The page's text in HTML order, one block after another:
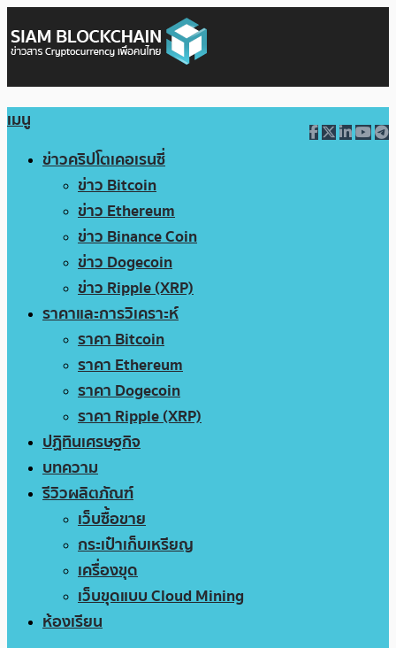
เมนู
ข่าวคริปโตเคอเรนซี่
ข่าว Bitcoin
ข่าว Ethereum
ข่าว Binance Coin
ข่าว Dogecoin
ข่าว Ripple (XRP)
ราคาและการวิเคราะห์
ราคา Bitcoin
ราคา Ethereum
ราคา Dogecoin
ราคา Ripple (XRP)
ปฏิทินเศรษฐกิจ
บทความ
รีวิวผลิตภัณฑ์
เว็บซื้อขาย
กระเป๋าเก็บเหรียญ
เครื่องขุด
เว็บขุดแบบ Cloud Mining
ห้องเรียน